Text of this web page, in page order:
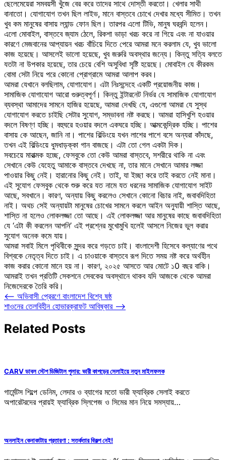
ছেলেমেয়েরা সমবয়সী খুঁজে বের করে তাদের সাথে দোস্তী করতো। খেলার সাথী
বানাতো। যোগাযোগ তখন ছিল লাইভ, মানে বাস্তবে চোখে দেখার মধ্যে সীমিত। তখন
খুব কম মানুষের বাসায় ল্যান্ড ফোন ছিল। তারপর এলো টিভি, মানুষ ঘরবন্দি হলেন।
এলো মোবাইল, বাস্তবে জ্যাম ঠেলে, রিকশা ভাড়া খরচ করে না গিয়ে এবং না যাওয়ার
কারণে মেজবানের আপ্যায়ন খরচ বাঁচিয়ে দিতে পেরে আমরা মনে করলাম যে, খুব ভালো
কাজ হয়েছে। আসলেই ভালো হয়েছে, খুব জরুরি অবস্থার জন্যে। কিন্তু সত্যি বলতে
যতটা না উপকার হয়েছে, তার চেয়ে বেশি অসুবিধা সৃষ্টি হয়েছে। মোবাইল যে কীরকম
বোমা সেটা নিয়ে পরে কোনো প্রোগ্রামে আমরা আলাপ করব।
আমরা যেখানে বলছিলাম, যোগাযোগ। এটা নিঃসন্দেহে একটি প্রয়োজনীয় কাজ।
সামাজিক যোগাযোগ আরো গুরুত্বপূর্ণ। কিন্তু ইন্টারনেট নির্ভর যে সামাজিক যোগাযোগ
ব্যবস্থা আমাদের সামনে হাজির হয়েছে, আমরা দেখছি যে, এগুলো আমরা যে সুস্থ
যোগাযোগ করতে চাইছি সেটার সুযোগ, সম্ভাবনা নষ্ট করছে। আমরা হাসিখুশি হওয়ার
বদলে বিষণ্ণ হচ্ছি। বহুঘরে হওয়ার বদলে একঘরে হচ্ছি। আত্মকেন্দ্রিক হচ্ছি। পাশের
বাসায় কে আছেন, জানি না। পাশের বিল্ডিংয়ে যখন লাশের পাশে বসে অন্যরা কাঁদছে,
তখন এই বিল্ডিংয়ে ধুমধাড়ক্কা গান বাজছে। এটা তো গেল একটা দিক।
সবচেয়ে মারাত্মক হচ্ছে, ফেসবুকে তো কেউ আমরা বাস্তবে, সশরীরে থাকি না এবং
সেখানে কেউ যেহেতু আমাকে বাস্তবে দেখছে না, তার মানে সেখানে আমার লজ্জা
পাওয়ার কিছু নেই। হারানোর কিছু নেই। তাই, যা ইচ্ছা করে তাই করতে নেই মানা।
এই সুযোগ ফেসবুক থেকে শুরু করে যত নামে যত ধরনের সামাজিক যোগাযোগ সাইট
আছে, সবখানে। কারণ, অন্যায় কিছু করলেও সেখানে কোনো বিচার নাই, জবাবদিহিতা
নাই। অথচ সেই অন্যায়টা মানুষের চোখের সামনে করলে আইন অনুযায়ী শাস্তি আছে,
শাস্তি না হলেও লোকলজ্জা তো আছে। এই লোকলজ্জা আর মানুষের কাছে জবাবদিহিতা
যে ‘এটা কী করলেন আপনি’ এই প্রশ্নের মুখোমুখি হলেই আসলে নিজের ভুল করার
সুযোগ অনেক কমে যায়।
আমরা সবাই মিলে পৃথিবীকে সুন্দর করে গড়তে চাই। বাংলাদেশী হিসেবে কল্যাণের পথে
বিশ্বকে নেতৃত্ব দিতে চাই। এ চাওয়াকে বাস্তবে রূপ দিতে সময় নষ্ট করে অর্থহীন
কাজ করার কোনো মানে হয় না। কারণ, ২০২৫ আসতে আর মোটে ১0 বছর বাকি।
আমরাই তখন প্রতিটি সেকশনে সেবকের অবস্থানে থাকব যদি আজকে থেকে আমরা
নিজেদেরকে তৈরি করি।
Post
navigation
⟵ অভিবাসী প্রেরণে বাংলাদেশ বিশ্বে ষষ্ঠ
শাওনের তেলবিহীন হোভারক্রাফট আবিষ্কার ⟶
Related Posts
CARV ডাবল স্টেপ ডিজিটাল পুলার: ভারী কাপড়ের সেলাইয়ে নতুন মাইলফলক
গার্মেন্টস শিল্পে ডেনিম, লেদার ও ব্যাগের মতো ভারী ফ্যাব্রিক সেলাই করতে
অপারেটরদের প্রায়ই ফ্যাব্রিক স্লিপেজ ও সিমের মান নিয়ে সমস্যায়…
অনলাইন কেনাকাটায় প্রতারণা : সতর্কতার বিকল্প নেই!